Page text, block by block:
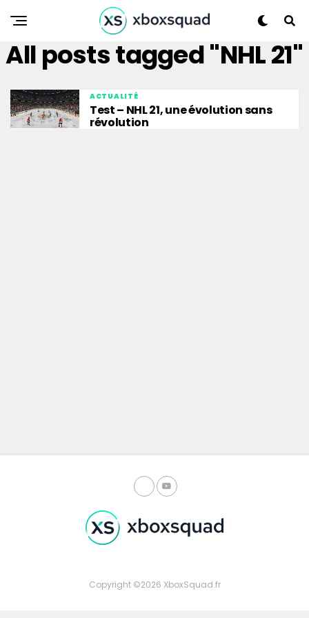
All posts tagged "NHL 21"
ACTUALITÉ
Test – NHL 21, une évolution sans
révolution
Copyright ©2026 XboxSquad.fr